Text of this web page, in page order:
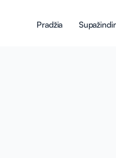
Pradžia